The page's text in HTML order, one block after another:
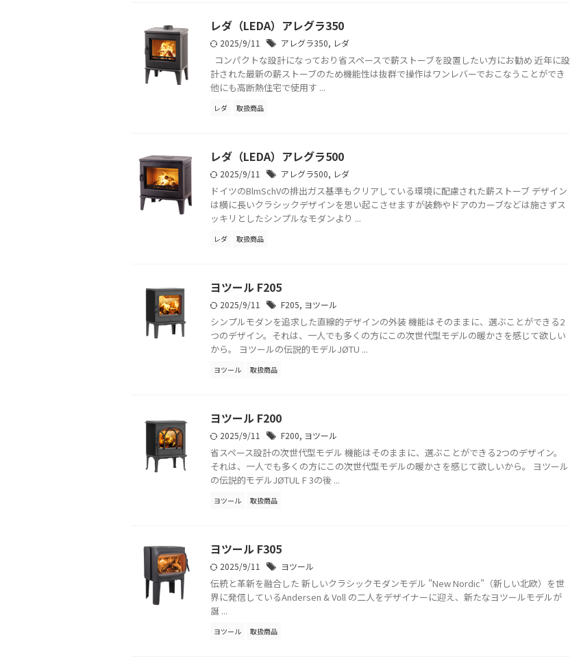
レダ（LEDA）アレグラ350
2025/9/11 アレグラ350, レダ
コンパクトな設計になっており省スペースで薪ストーブを設置したい方にお勧め 近年に設
計された最新の薪ストーブのため機能性は抜群で操作はワンレバーでおこなうことができ
他にも高断熱住宅で使用す ...
レダ 取扱商品
レダ（LEDA）アレグラ500
2025/9/11 アレグラ500, レダ
ドイツのBlmSchVの排出ガス基準もクリアしている環境に配慮された薪ストーブ デザイン
は横に長いクラシックデザインを思い起こさせますが装飾やドアのカーブなどは施さずス
ッキリとしたシンプルなモダンより ...
レダ 取扱商品
ヨツール F205
2025/9/11 F205, ヨツール
シンプルモダンを追求した直線的デザインの外装 機能はそのままに、選ぶことができる2
つのデザイン。それは、一人でも多くの方にこの次世代型モデルの暖かさを感じて欲しい
から。 ヨツールの伝説的モデルJØTU ...
ヨツール 取扱商品
ヨツール F200
2025/9/11 F200, ヨツール
省スペース設計の次世代型モデル 機能はそのままに、選ぶことができる2つのデザイン。
それは、一人でも多くの方にこの次世代型モデルの暖かさを感じて欲しいから。 ヨツール
の伝説的モデルJØTUL F 3の後 ...
ヨツール 取扱商品
ヨツール F305
2025/9/11 ヨツール
伝統と革新を融合した 新しいクラシックモダンモデル "New Nordic"（新しい北欧）を世
界に発信しているAndersen & Voll の二人をデザイナーに迎え、新たなヨツールモデルが
誕 ...
ヨツール 取扱商品